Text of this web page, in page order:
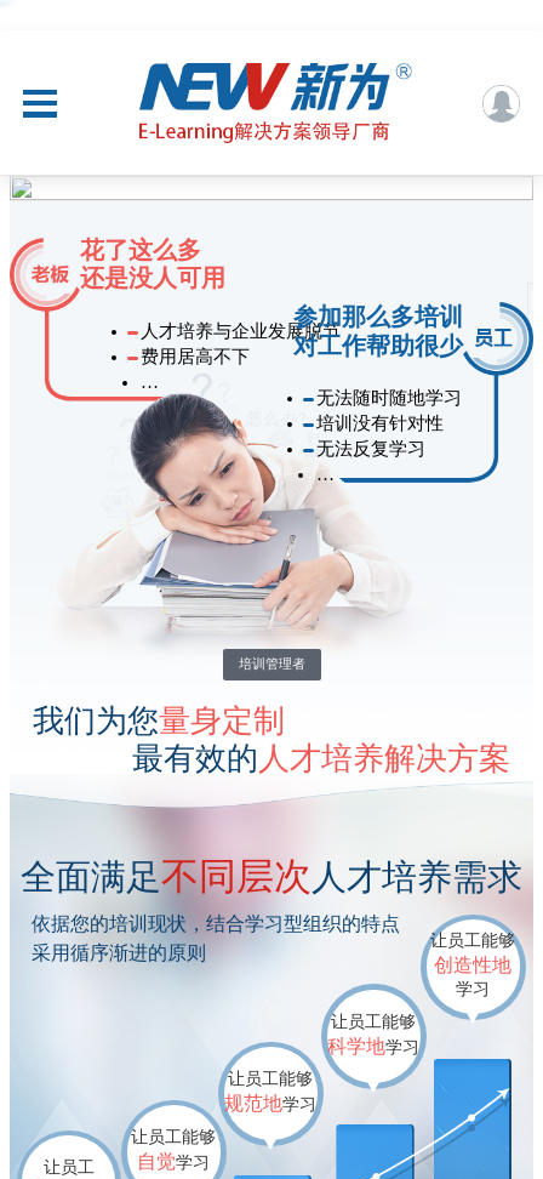
花了这么多
还是没人可用
人才培养与企业发展脱节
费用居高不下
…
参加那么多培训
对工作帮助很少
无法随时随地学习
培训没有针对性
无法反复学习
…
培训管理者
我们为您量身定制
最有效的 人才培养解决方案
全面满足不同层次 人才培养需求
依据您的培训现状，结合学习型组织的特点
采用循序渐进的原则
让员工
让员工能够
自觉学习
让员工能够
规范地学习
让员工能够
科学地学习
让员工能够
创造性地
学习